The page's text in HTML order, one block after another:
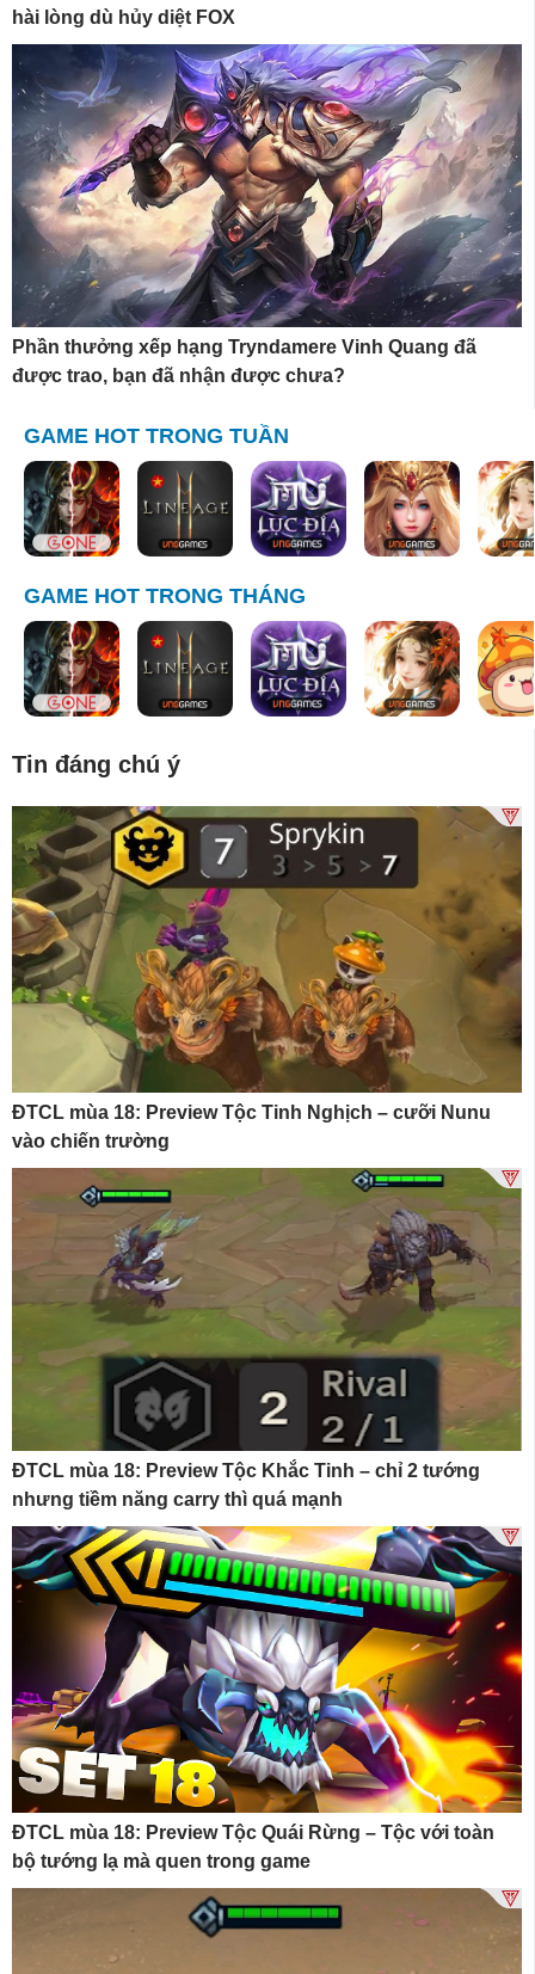
hài lòng dù hủy diệt FOX
Phần thưởng xếp hạng Tryndamere Vinh Quang đã
được trao, bạn đã nhận được chưa?
GAME HOT TRONG TUẦN
GAME HOT TRONG THÁNG
Tin đáng chú ý
ĐTCL mùa 18: Preview Tộc Tinh Nghịch – cưỡi Nunu
vào chiến trường
ĐTCL mùa 18: Preview Tộc Khắc Tinh – chỉ 2 tướng
nhưng tiềm năng carry thì quá mạnh
ĐTCL mùa 18: Preview Tộc Quái Rừng – Tộc với toàn
bộ tướng lạ mà quen trong game